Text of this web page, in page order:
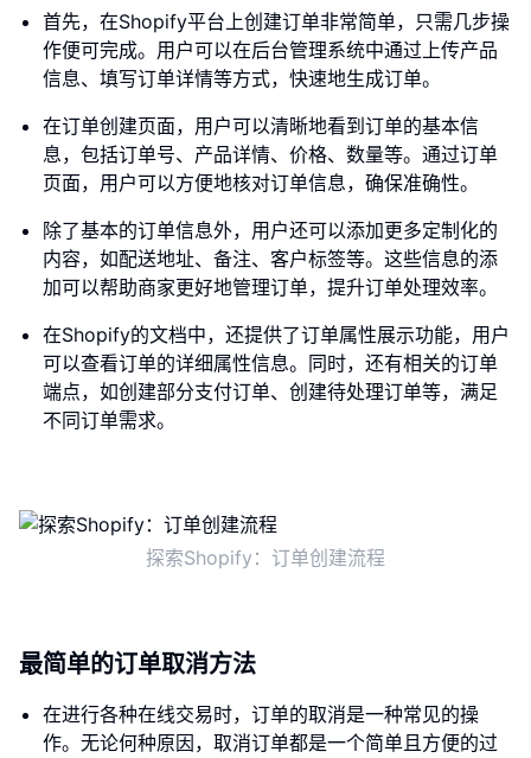
首先，在Shopify平台上创建订单非常简单，只需几步操
作便可完成。用户可以在后台管理系统中通过上传产品
信息、填写订单详情等方式，快速地生成订单。
在订单创建页面，用户可以清晰地看到订单的基本信
息，包括订单号、产品详情、价格、数量等。通过订单
页面，用户可以方便地核对订单信息，确保准确性。
除了基本的订单信息外，用户还可以添加更多定制化的
内容，如配送地址、备注、客户标签等。这些信息的添
加可以帮助商家更好地管理订单，提升订单处理效率。
在Shopify的文档中，还提供了订单属性展示功能，用户
可以查看订单的详细属性信息。同时，还有相关的订单
端点，如创建部分支付订单、创建待处理订单等，满足
不同订单需求。
探索Shopify：订单创建流程
最简单的订单取消方法
在进行各种在线交易时，订单的取消是一种常见的操
作。无论何种原因，取消订单都是一个简单且方便的过